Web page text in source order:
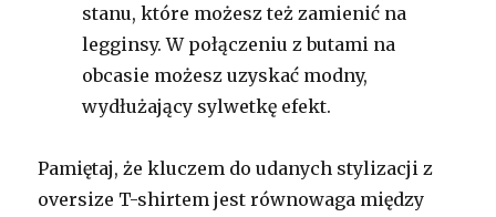
stanu, które możesz też zamienić na
legginsy. W połączeniu z butami na
obcasie możesz uzyskać modny,
wydłużający sylwetkę efekt.
Pamiętaj, że kluczem do udanych stylizacji z
oversize T-shirtem jest równowaga między